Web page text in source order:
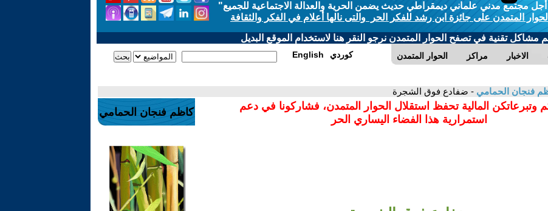
مجتمع مدني علماني ديمقراطي حديث يضمن الحرية والعدالة الاجتماعية للجميع"
المتمدن على جائزة ابن رشد للفكر الحر والتى نالها أعلام في الفكر والثقافة
مشاكل تقنية في تصفح الحوار المتمدن نرجو النقر هنا لاستخدام الموقع البديل
الحوار المتمدن مراكز الاخبار English كوردي
فنجان الحمامي - ضفادع فوق الشجرة
وتبرعاتكن المالية تحفظ استقلال الحوار المتمدن، فشاركونا في دعم
استمرارية هذا الفضاء اليساري الحر
كاظم فنجان الحمامي